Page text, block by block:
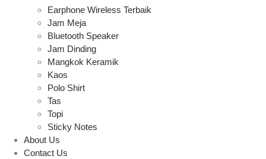
Earphone Wireless Terbaik
Jam Meja
Bluetooth Speaker
Jam Dinding
Mangkok Keramik
Kaos
Polo Shirt
Tas
Topi
Sticky Notes
About Us
Contact Us